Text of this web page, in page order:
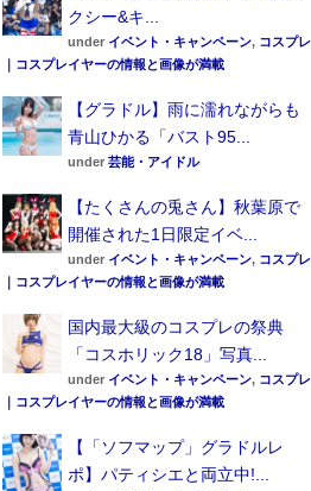
クシー&キ...
under イベント・キャンペーン, コスプレ
｜コスプレイヤーの情報と画像が満載
【グラドル】雨に濡れながらも
青山ひかる「バスト95...
under 芸能・アイドル
【たくさんの兎さん】秋葉原で
開催された1日限定イベ...
under イベント・キャンペーン, コスプレ
｜コスプレイヤーの情報と画像が満載
国内最大級のコスプレの祭典
「コスホリック18」写真...
under イベント・キャンペーン, コスプレ
｜コスプレイヤーの情報と画像が満載
【「ソフマップ」グラドルレ
ポ】パティシエと両立中!...